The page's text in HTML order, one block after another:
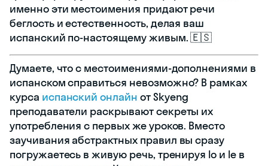
именно эти местоимения придают речи
беглость и естественность, делая ваш
испанский по-настоящему живым. 🇪🇸
Думаете, что с местоимениями-дополнениями в
испанском справиться невозможно? В рамках
курса испанский онлайн от Skyeng
преподаватели раскрывают секреты их
употребления с первых же уроков. Вместо
заучивания абстрактных правил вы сразу
погружаетесь в живую речь, тренируя lo и le в